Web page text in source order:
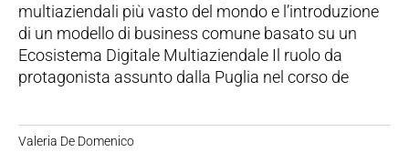
multiaziendali più vasto del mondo e l’introduzione
di un modello di business comune basato su un
Ecosistema Digitale Multiaziendale Il ruolo da
protagonista assunto dalla Puglia nel corso de
Valeria De Domenico